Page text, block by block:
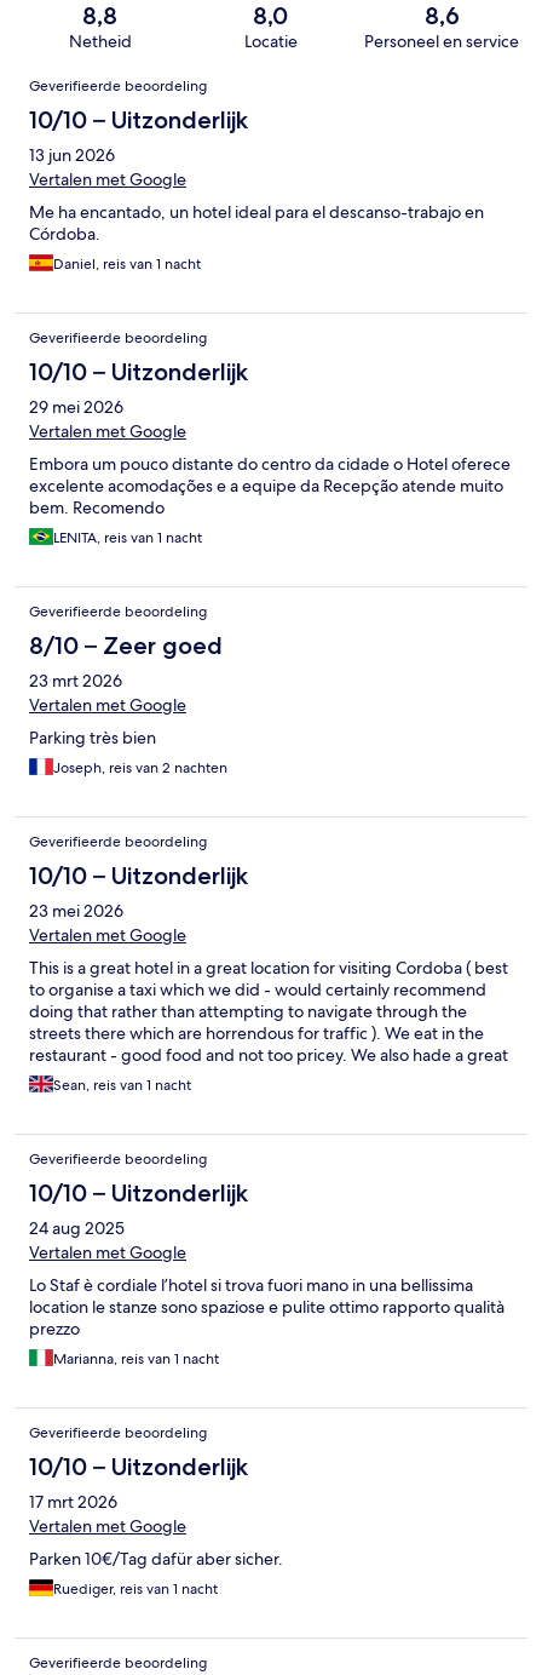
8,8
Netheid
8,0
Locatie
8,6
Personeel en service
Beoordelingen
Geverifieerde beoordeling
10/10 – Uitzonderlijk
13 jun 2026
Vertalen met Google
Me ha encantado, un hotel ideal para el descanso-trabajo en
Córdoba.
Daniel, reis van 1 nacht
Geverifieerde beoordeling
10/10 – Uitzonderlijk
29 mei 2026
Vertalen met Google
Embora um pouco distante do centro da cidade o Hotel oferece
excelente acomodações e a equipe da Recepção atende muito
bem. Recomendo
LENITA, reis van 1 nacht
Geverifieerde beoordeling
8/10 – Zeer goed
23 mrt 2026
Vertalen met Google
Parking très bien
Joseph, reis van 2 nachten
Geverifieerde beoordeling
10/10 – Uitzonderlijk
23 mei 2026
Vertalen met Google
This is a great hotel in a great location for visiting Cordoba ( best
to organise a taxi which we did - would certainly recommend
doing that rather than attempting to navigate through the
streets there which are horrendous for traffic ). We eat in the
restaurant - good food and not too pricey. We also hade a great
room with balcony ( would recommend ). Breakfast slightly
disappointing in the sense of lack of choice and no tea-bag
Sean, reis van 1 nacht
Geverifieerde beoordeling
10/10 – Uitzonderlijk
24 aug 2025
Vertalen met Google
Lo Staf è cordiale l’hotel si trova fuori mano in una bellissima
location le stanze sono spaziose e pulite ottimo rapporto qualità
prezzo
Marianna, reis van 1 nacht
Geverifieerde beoordeling
10/10 – Uitzonderlijk
17 mrt 2026
Vertalen met Google
Parken 10€/Tag dafür aber sicher.
Ruediger, reis van 1 nacht
Geverifieerde beoordeling